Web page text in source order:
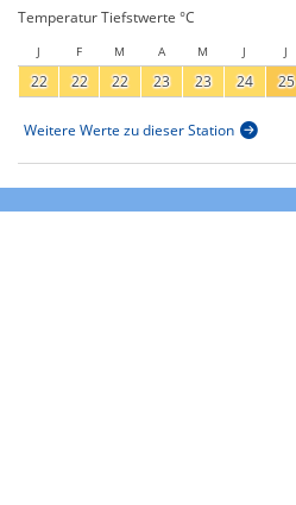
Temperatur Tiefstwerte °C
J F M A M J J
22 22 22 23 23 24 25
Weitere Werte zu dieser Station